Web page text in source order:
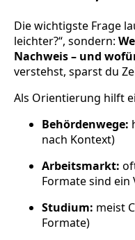
Die wichtigste Frage
leichter?“, sondern:
Nachweis – und
verstehst, sparst du
Als Orientierung hilft
Behördenwege:
nach Kontext)
Arbeitsmarkt:
Formate sind ein
Studium: meist
Formate)